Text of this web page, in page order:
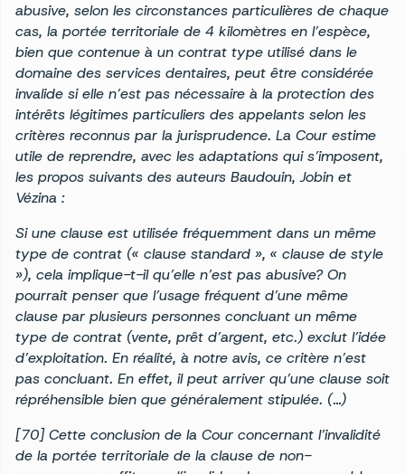
abusive, selon les circonstances particulières de chaque
cas, la portée territoriale de 4 kilomètres en l’espèce,
bien que contenue à un contrat type utilisé dans le
domaine des services dentaires, peut être considérée
invalide si elle n’est pas nécessaire à la protection des
intérêts légitimes particuliers des appelants selon les
critères reconnus par la jurisprudence. La Cour estime
utile de reprendre, avec les adaptations qui s’imposent,
les propos suivants des auteurs Baudouin, Jobin et
Vézina :
Si une clause est utilisée fréquemment dans un même
type de contrat (« clause standard », « clause de style
»), cela implique-t-il qu’elle n’est pas abusive? On
pourrait penser que l’usage fréquent d’une même
clause par plusieurs personnes concluant un même
type de contrat (vente, prêt d’argent, etc.) exclut l’idée
d’exploitation. En réalité, à notre avis, ce critère n’est
pas concluant. En effet, il peut arriver qu’une clause soit
répréhensible bien que généralement stipulée. (…)
[70] Cette conclusion de la Cour concernant l’invalidité
de la portée territoriale de la clause de non-